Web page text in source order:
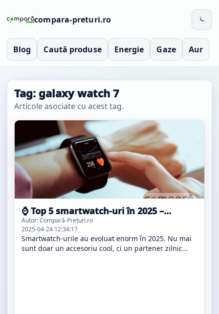
compara-preturi.ro
Blog Caută produse Energie Gaze Aur
Tag: galaxy watch 7
Articole asociate cu acest tag.
⌚ Top 5 smartwatch-uri în 2025 –
Fitness, stil și funcții inteligente
Autor: Compară-Prețuri.ro
2025-04-24 12:34:17
Smartwatch-urile au evoluat enorm în 2025. Nu mai
sunt doar un accesoriu cool, ci un partener zilnic